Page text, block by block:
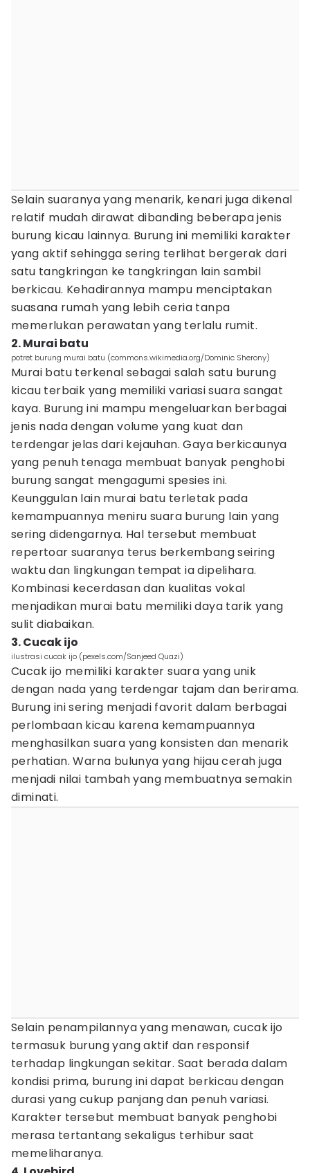
Selain suaranya yang menarik, kenari juga dikenal
relatif mudah dirawat dibanding beberapa jenis
burung kicau lainnya. Burung ini memiliki karakter
yang aktif sehingga sering terlihat bergerak dari
satu tangkringan ke tangkringan lain sambil
berkicau. Kehadirannya mampu menciptakan
suasana rumah yang lebih ceria tanpa
memerlukan perawatan yang terlalu rumit.
2. Murai batu
potret burung murai batu (commons.wikimedia.org/Dominic Sherony)
Murai batu terkenal sebagai salah satu burung
kicau terbaik yang memiliki variasi suara sangat
kaya. Burung ini mampu mengeluarkan berbagai
jenis nada dengan volume yang kuat dan
terdengar jelas dari kejauhan. Gaya berkicaunya
yang penuh tenaga membuat banyak penghobi
burung sangat mengagumi spesies ini.
Keunggulan lain murai batu terletak pada
kemampuannya meniru suara burung lain yang
sering didengarnya. Hal tersebut membuat
repertoar suaranya terus berkembang seiring
waktu dan lingkungan tempat ia dipelihara.
Kombinasi kecerdasan dan kualitas vokal
menjadikan murai batu memiliki daya tarik yang
sulit diabaikan.
3. Cucak ijo
ilustrasi cucak ijo (pexels.com/Sanjeed Quazi)
Cucak ijo memiliki karakter suara yang unik
dengan nada yang terdengar tajam dan berirama.
Burung ini sering menjadi favorit dalam berbagai
perlombaan kicau karena kemampuannya
menghasilkan suara yang konsisten dan menarik
perhatian. Warna bulunya yang hijau cerah juga
menjadi nilai tambah yang membuatnya semakin
diminati.
Selain penampilannya yang menawan, cucak ijo
termasuk burung yang aktif dan responsif
terhadap lingkungan sekitar. Saat berada dalam
kondisi prima, burung ini dapat berkicau dengan
durasi yang cukup panjang dan penuh variasi.
Karakter tersebut membuat banyak penghobi
merasa tertantang sekaligus terhibur saat
memeliharanya.